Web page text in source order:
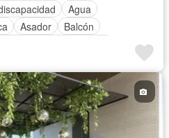
Agua
Asador
Balcón
Elevador
Internet Jacuzzi
Jardín
Seguridad
Terraza
verdes Sin amueblar